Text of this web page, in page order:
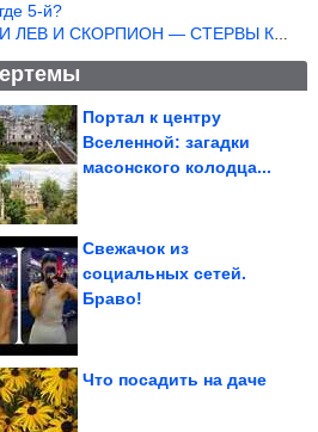
где 5-й?
И ЛЕВ И СКОРПИОН — СТЕРВЫ КАКИХ ЕЩЕ ПОИСКАТЬ НАДО
Кадры, которые
улыбнуться
Портал к центру
Вселенной: загадки
масонского колодца...
У каменистой
Свежачок из
социальных сетей.
Браво!
Что посадить на даче